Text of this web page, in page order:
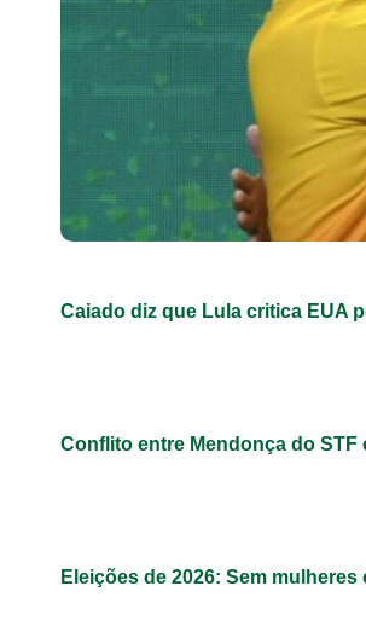
Caiado diz que Lula critica EUA
Conflito entre Mendonça do STF
Eleições de 2026: Sem